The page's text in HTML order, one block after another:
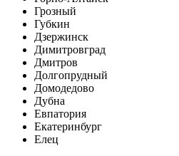
Грозный
Губкин
Дзержинск
Димитровград
Дмитров
Долгопрудный
Домодедово
Дубна
Евпатория
Екатеринбург
Елец